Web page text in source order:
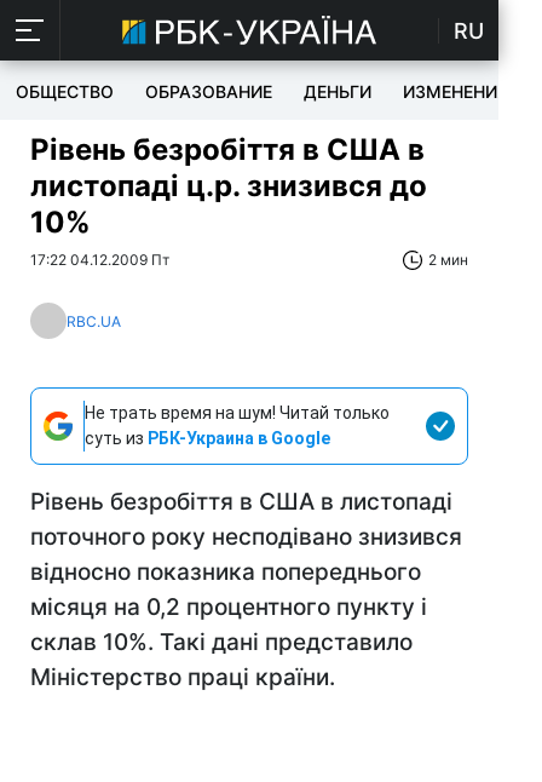
RU
ОБЩЕСТВО ОБРАЗОВАНИЕ ДЕНЬГИ ИЗМЕНЕНИЯ
Рівень безробіття в США в
листопаді ц.р. знизився до
10%
17:22 04.12.2009 Пт 2 мин
RBC.UA
Не трать время на шум! Читай только
суть из РБК-Украина в Google
Рівень безробіття в США в листопаді
поточного року несподівано знизився
відносно показника попереднього
місяця на 0,2 процентного пункту і
склав 10%. Такі дані представило
Міністерство праці країни.